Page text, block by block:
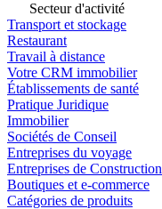
Secteur d'activité
Transport et stockage
Restaurant
Travail à distance
Votre CRM immobilier
Établissements de santé
Pratique Juridique
Immobilier
Sociétés de Conseil
Entreprises du voyage
Entreprises de Construction
Boutiques et e-commerce
Catégories de produits